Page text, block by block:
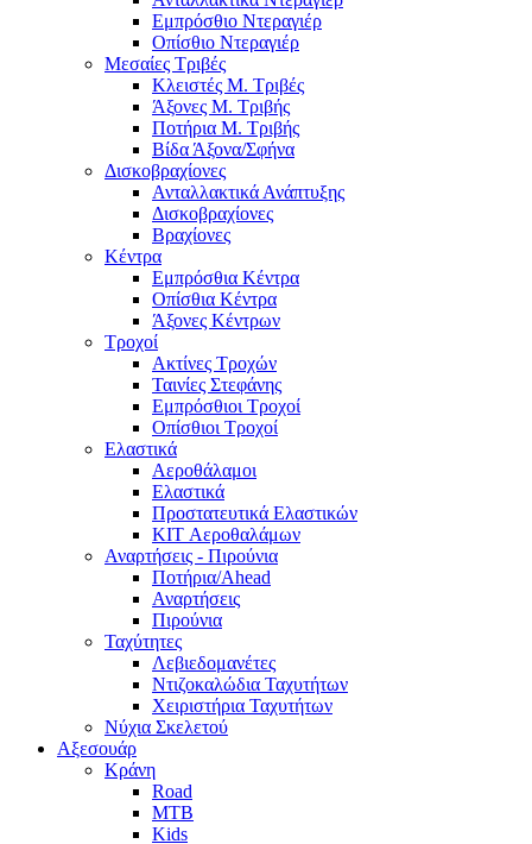
Εμπρόσθιο Ντεραγιέρ
Οπίσθιο Ντεραγιέρ
Μεσαίες Τριβές
Κλειστές Μ. Τριβές
Άξονες Μ. Τριβής
Ποτήρια Μ. Τριβής
Βίδα Άξονα/Σφήνα
Δισκοβραχίονες
Ανταλλακτικά Ανάπτυξης
Δισκοβραχίονες
Βραχίονες
Κέντρα
Εμπρόσθια Κέντρα
Οπίσθια Κέντρα
Άξονες Κέντρων
Τροχοί
Ακτίνες Τροχών
Ταινίες Στεφάνης
Εμπρόσθιοι Τροχοί
Οπίσθιοι Τροχοί
Ελαστικά
Αεροθάλαμοι
Ελαστικά
Προστατευτικά Ελαστικών
KIT Αεροθαλάμων
Αναρτήσεις - Πιρούνια
Ποτήρια/Ahead
Αναρτήσεις
Πιρούνια
Ταχύτητες
Λεβιεδομανέτες
Ντιζοκαλώδια Ταχυτήτων
Χειριστήρια Ταχυτήτων
Νύχια Σκελετού
Αξεσουάρ
Κράνη
Road
MTB
Kids